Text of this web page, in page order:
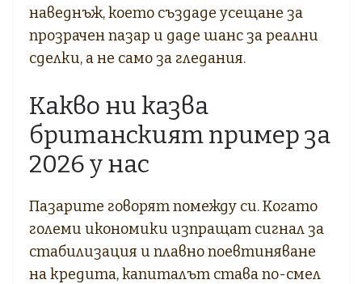
наведнъж, което създаде усещане за
прозрачен пазар и даде шанс за реални
сделки, а не само за гледания.
Какво ни казва
британският пример за
2026 у нас
Пазарите говорят помежду си. Когато
големи икономики изпращат сигнал за
стабилизация и плавно поевтиняване
на кредита, капиталът става по-смел